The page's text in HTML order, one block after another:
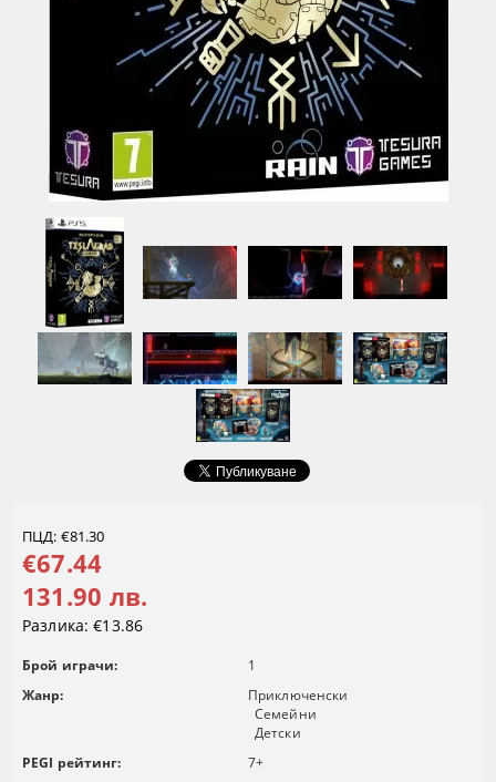
ПЦД: €81.30
€67.44
131.90 лв.
Разлика: €13.86
Брой играчи:
1
Жанр:
Приключенски
Семейни
Детски
PEGI рейтинг:
7+